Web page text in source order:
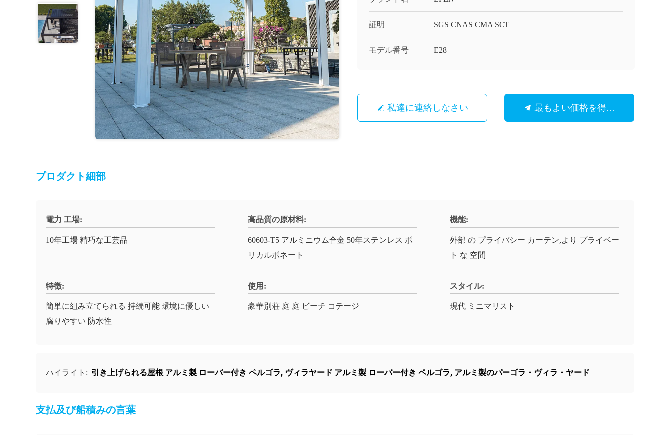
証明 SGS CNAS CMA SCT
モデル番号 E28
私達に連絡しなさい 最もよい価格を得なさい
プロダクト細部
電力 工場:
10年工場 精巧な工芸品
高品質の原材料:
60603-T5 アルミニウム合金 50年ステンレス ポ
リカルボネート
機能:
外部 の プライバシー カーテン,より プライベー
ト な 空間
特徴:
簡単に組み立てられる 持続可能 環境に優しい
腐りやすい 防水性
使用:
豪華別荘 庭 庭 ビーチ コテージ
スタイル:
現代 ミニマリスト
ハイライト: 引き上げられる屋根 アルミ製 ローバー付き ペルゴラ, ヴィラヤード アルミ製 ローバー付き ペルゴラ, アルミ製のパーゴラ・ヴィラ・ヤード
支払及び船積みの言葉